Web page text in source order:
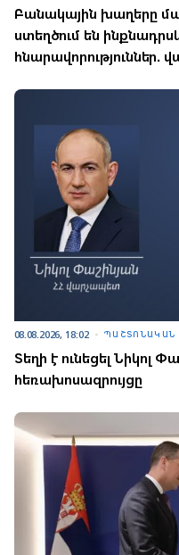
Բանակային խաղերը
ստեղծում են
հնարավորություններ.
08.08.2026, 18:02 ՊԱՇՏՈՆԱԿԱՆ
Տեղի է ունեցել Նիկոլ
հեռախոսազրույցը